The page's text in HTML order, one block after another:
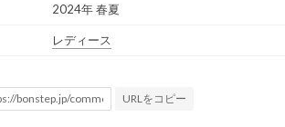
2024年 春夏
レディース
URLをコピー